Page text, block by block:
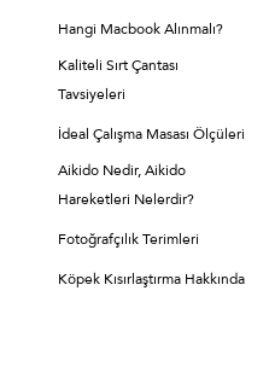
Hangi Macbook Alınmalı?
Kaliteli Sırt Çantası
Tavsiyeleri
İdeal Çalışma Masası Ölçüleri
Aikido Nedir, Aikido
Hareketleri Nelerdir?
Fotoğrafçılık Terimleri
Köpek Kısırlaştırma Hakkında